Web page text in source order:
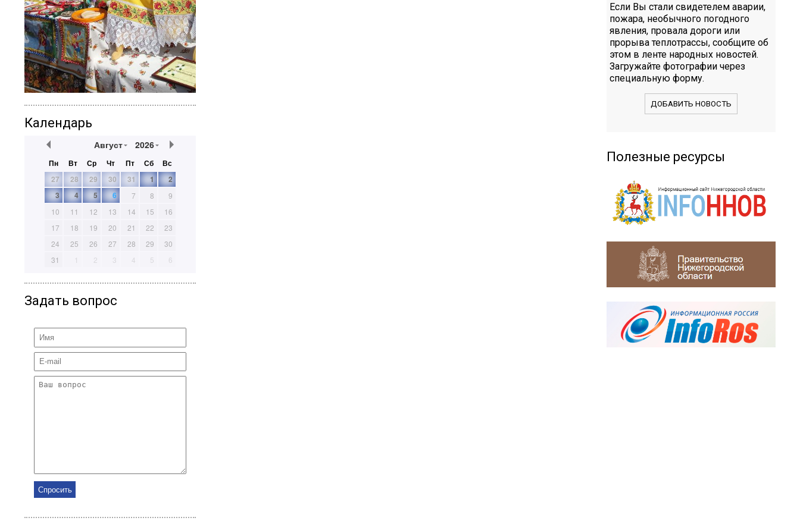
Календарь
Август 2026
Пн Вт Ср Чт Пт Сб
Вс
27
28 29 30 31 1
2
3
4 5 6 7 8
9
10
11 12 13 14 15
16
17
18 19 20 21 22
23
24
25 26 27 28 29
30
31
1 2 3 4 5 6
Задать вопрос
Если Вы стали свидетелем аварии,
пожара, необычного погодного
явления, провала дороги или
прорыва теплотрассы, сообщите об
этом в ленте народных новостей.
Загружайте фотографии через
специальную форму.
ДОБАВИТЬ НОВОСТЬ
Полезные ресурсы